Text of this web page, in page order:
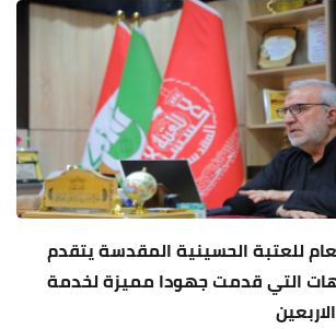
للعتبة الحسينية المقدسة يتقدم
التي قدمت جهودا مميزة لخدمة